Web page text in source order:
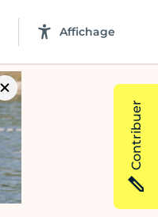
Affichage
Contribuer